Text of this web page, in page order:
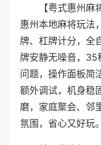
【粤式惠州
惠州本地麻将玩法
牌、杠牌计分，全
牌安静无噪音，35
问题，操作面板简
额外调试，机身稳
磨，家庭聚会、邻
氛围，省心又好玩。